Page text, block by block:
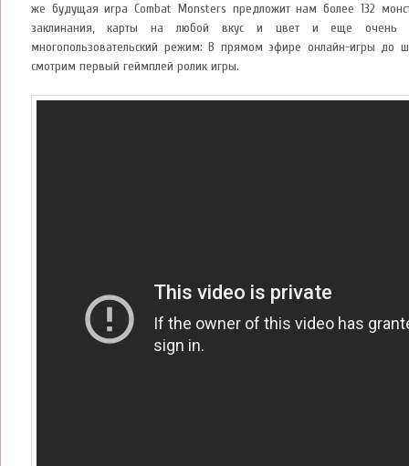
же будущая игра Combat Monsters предложит нам более 132
заклинания, карты на любой вкус и цвет и еще очень
многопользовательский режим: В прямом эфире онлайн-игры до
смотрим первый геймплей ролик игры.